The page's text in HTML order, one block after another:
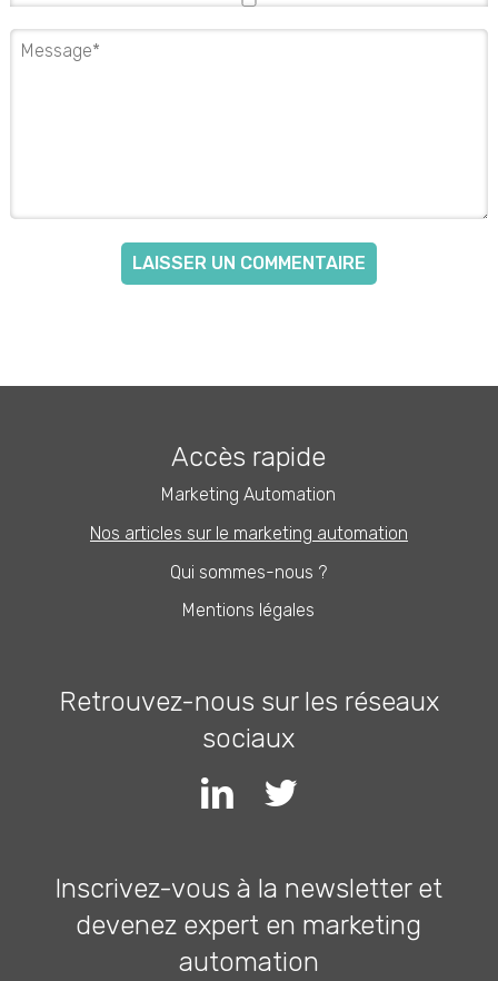
Accès rapide
Marketing Automation
Nos articles sur le marketing automation
Qui sommes-nous ?
Mentions légales
Retrouvez-nous sur les réseaux
sociaux
Inscrivez-vous à la newsletter et
devenez expert en marketing
automation